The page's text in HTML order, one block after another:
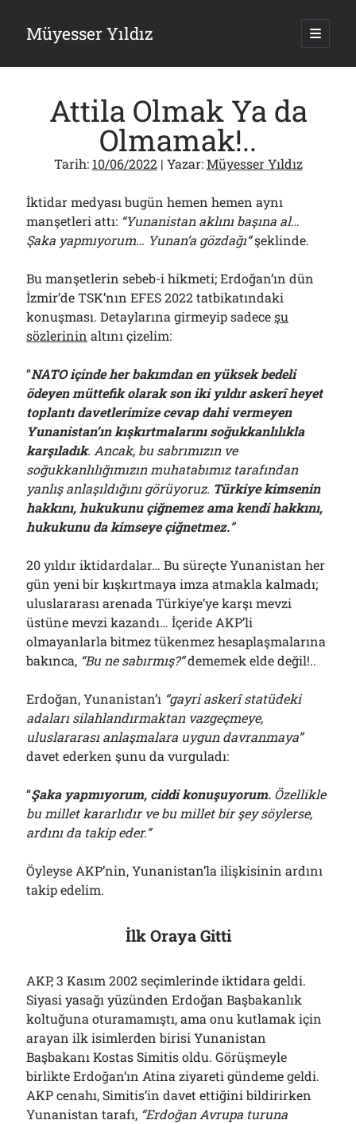
Müyesser Yıldız ana
Yan
Menü
Türkiye 2.0’a Gidiş!..
05/08/2026
15 Temmuz Soruları… Nasuh Mahruki’nin “Suçu”!..
03/08/2026
Er Gaziler 20 Gün Sonra Gelen MSB Heyetine Böyle İsyan Etti:“Bizi
Teröristlere G……yle Güldürdünüz”
01/08/2026
Papazın “Komutanı” Ayasofya ve Patrikhane İçin ABD’yi Göreve
Çağırdı!..
31/07/2026
Bölmediğiniz Bir O Kalmıştı!..
29/07/2026
Arşivler
Arşivler
Attila Olmak Ya da
Olmamak!..
Tarih: 10/06/2022| Yazar:Müyesser Yıldız
İktidar medyası bugün hemen hemen aynı
manşetleri attı: “Yunanistan aklını başına al…
Şaka yapmıyorum… Yunan’a gözdağı”şeklinde.
Bu manşetlerin sebeb-i hikmeti; Erdoğan’ın dün
İzmir’de TSK’nın EFES 2022 tatbikatındaki
konuşması. Detaylarına girmeyip sadeceşu
sözlerinin altını çizelim:
“NATO içinde her bakımdan en yüksek bedeli
ödeyen müttefik olarak son iki yıldır askerî heyet
toplantı davetlerimize cevap dahi vermeyen
Yunanistan’ın kışkırtmalarını soğukkanlılıkla
karşıladık. Ancak, bu sabrımızın ve
soğukkanlılığımızın muhatabımız tarafından
yanlış anlaşıldığını görüyoruz. Türkiye kimsenin
hakkını, hukukunu çiğnemez ama kendi hakkını,
hukukunu da kimseye çiğnetmez.”
20 yıldır iktidardalar… Bu süreçte Yunanistan her
gün yeni bir kışkırtmaya imza atmakla kalmadı;
uluslararası arenada Türkiye’ye karşı mevzi
üstüne mevzi kazandı… İçeride AKP’li
olmayanlarla bitmez tükenmez hesaplaşmalarına
bakınca, “Bu ne sabırmış?”dememek elde değil!..
Erdoğan, Yunanistan’ı “gayri askerî statüdeki
adaları silahlandırmaktan vazgeçmeye,
uluslararası anlaşmalara uygun davranmaya”
davet ederken şunu da vurguladı:
“Şaka yapmıyorum, ciddi konuşuyorum. Özellikle
bu millet kararlıdır ve bu millet bir şey söylerse,
ardını da takip eder.”
Öyleyse AKP’nin, Yunanistan’la ilişkisinin ardını
takip edelim.
İlk Oraya Gitti
AKP, 3 Kasım 2002 seçimlerinde iktidara geldi.
Siyasi yasağı yüzünden Erdoğan Başbakanlık
koltuğuna oturamamıştı, ama onu kutlamak için
arayan ilk isimlerden birisi Yunanistan
Başbakanı Kostas Simitis oldu. Görüşmeyle
birlikte Erdoğan’ın Atina ziyareti gündeme geldi.
AKP cenahı, Simitis’in davet ettiğini bildirirken
Yunanistan tarafı, “Erdoğan Avrupa turuna